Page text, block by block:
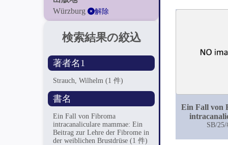
Würzburg
解除
検索結果の絞込
著者名1
Strauch, Wilhelm(1 件)
書名
Ein Fall von Fibroma
intracanaliculare mammae: Ein
Beitrag zur Lehre der Fibrome in
der weiblichen Brustdrüse(1 件)
Ein Fall von
mammae:SB/25/